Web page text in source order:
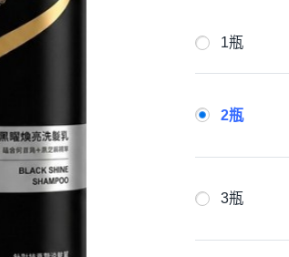
1瓶
2瓶
3瓶